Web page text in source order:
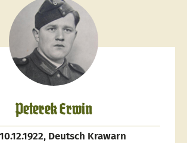
Peterek Erwin
10.12.1922, Deutsch Krawarn